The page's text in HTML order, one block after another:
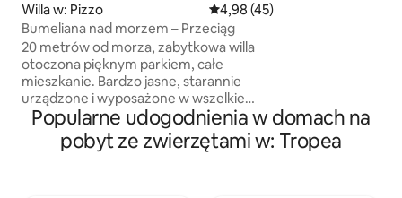
Willa w: Pizzo Średnia ocena: 4,98 na 5,
4,98 (45)
Bumeliana nad morzem – Przeciąg
20 metrów od morza, zabytkowa willa
otoczona pięknym parkiem, całe
mieszkanie. Bardzo jasne, starannie
urządzone i wyposażone w wszelkie
udogodnienia, bardzo duże i jasne
pokoje, wysokie sufity. Krystalicznie
czyste morze, łatwo dostępne,
jest płatna
Popularne udogodnienia w domach na
pobyt ze zwierzętami w: Tropea